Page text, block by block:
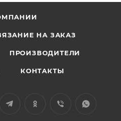
НА ЗАКАЗ
ПРОИЗВОДИТЕЛИ
КОНТАКТЫ